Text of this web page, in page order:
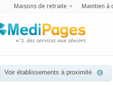
Maisons de retraite Maintien à
Voir établissements à proximité